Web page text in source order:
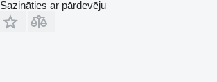
Sazināties ar pārdevēju